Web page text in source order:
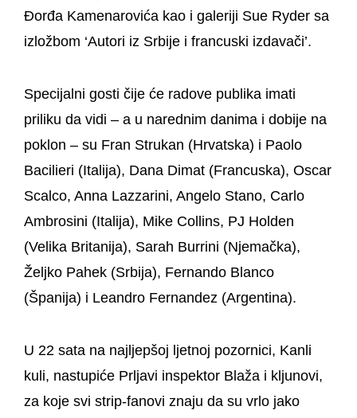
Đorđa Kamenarovića kao i galeriji Sue Ryder sa
izložbom ‘Autori iz Srbije i francuski izdavači’.
Specijalni gosti čije će radove publika imati
priliku da vidi – a u narednim danima i dobije na
poklon – su Fran Strukan (Hrvatska) i Paolo
Bacilieri (Italija), Dana Dimat (Francuska), Oscar
Scalco, Anna Lazzarini, Angelo Stano, Carlo
Ambrosini (Italija), Mike Collins, PJ Holden
(Velika Britanija), Sarah Burrini (Njemačka),
Željko Pahek (Srbija), Fernando Blanco
(Španija) i Leandro Fernandez (Argentina).
U 22 sata na najljepšoj ljetnoj pozornici, Kanli
kuli, nastupiće Prljavi inspektor Blaža i kljunovi,
za koje svi strip-fanovi znaju da su vrlo jako